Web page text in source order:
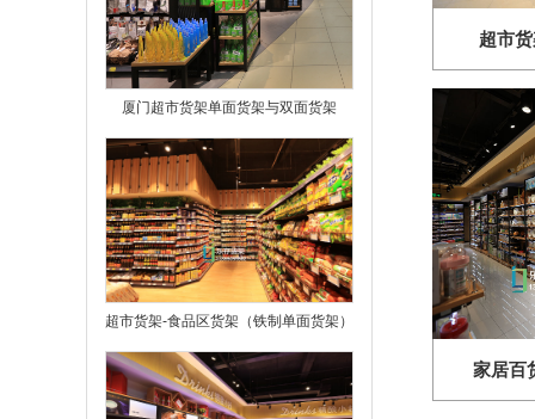
厦门超市货架单面货架与双面货架
超市货架-食品区货架（铁制单面货架）
超市
家居百